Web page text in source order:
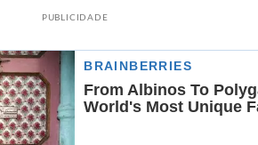
PUBLICIDADE